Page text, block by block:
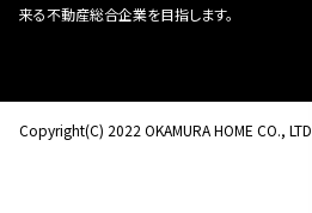
来る不動産総合企業を目指します。
Copyright(C) 2022 OKAMURA HOME CO., LTD